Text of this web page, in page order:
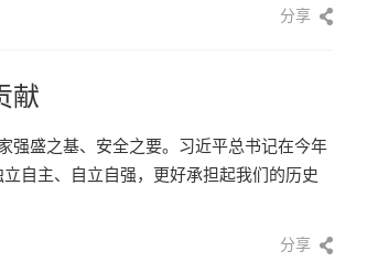
分享
献
强盛之基、安全之要。习近平总书记在今年
自主、自立自强，更好承担起我们的历史
分享